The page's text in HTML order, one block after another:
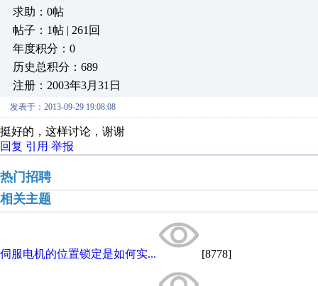
求助：0帖
帖子：1帖 | 261回
年度积分：0
历史总积分：689
注册：2003年3月31日
发表于：2013-09-29 19:08:08
挺好的，这样讨论，谢谢
回复 引用 举报
热门招聘
相关主题
伺服电机的位置锁定是如何实... [8778]